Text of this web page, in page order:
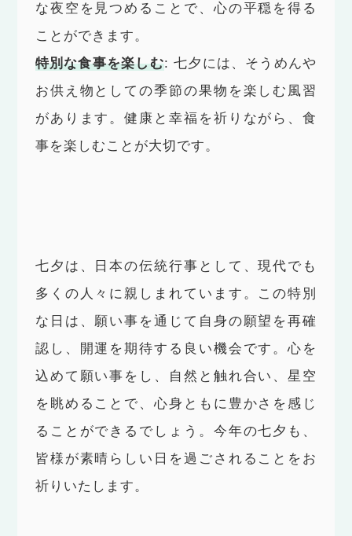
な夜空を見つめることで、心の平穏を得る
ことができます。
特別な食事を楽しむ: 七夕には、そうめんや
お供え物としての季節の果物を楽しむ風習
があります。健康と幸福を祈りながら、食
事を楽しむことが大切です。
七夕は、日本の伝統行事として、現代でも
多くの人々に親しまれています。この特別
な日は、願い事を通じて自身の願望を再確
認し、開運を期待する良い機会です。心を
込めて願い事をし、自然と触れ合い、星空
を眺めることで、心身ともに豊かさを感じ
ることができるでしょう。今年の七夕も、
皆様が素晴らしい日を過ごされることをお
祈りいたします。